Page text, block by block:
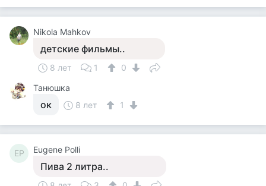
Nikola Mahkov
детские фильмы..
8 лет 1
0
Танюшка
ок 8 лет 1
EP Eugene Polli
Пива 2 литра..